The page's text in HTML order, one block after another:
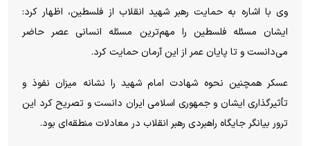
وی با اشاره به حمایت رهبر شهید انقلاب از فلسطین، اظهار کرد:
ایشان مسئله فلسطین را مهم‌ترین مسئله انسانی عصر حاضر
می‌دانست و تا پایان عمر از این آرمان حمایت کرد.
عسکر همچنین نحوه شهادت امام شهید را نشانه میزان نفوذ و
تأثیرگذاری ایشان و جمهوری اسلامی ایران دانست و تصریح کرد این
ترور بیانگر جایگاه راهبردی رهبر انقلاب در معادلات منطقه‌ای بود.